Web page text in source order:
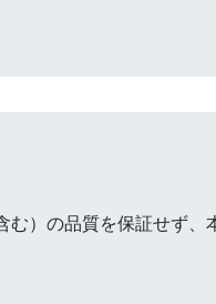
）の品質を保証せず